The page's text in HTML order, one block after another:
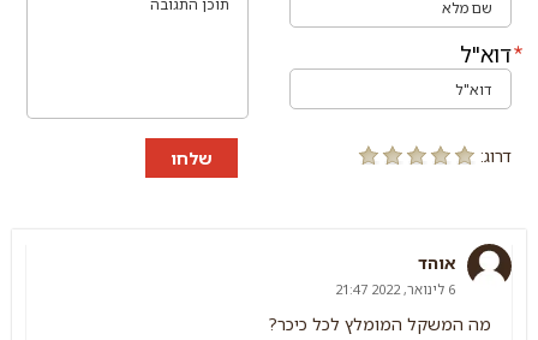
דוא"ל
דרוג: שלחו
אוהד
6 לינואר, 2022 21:47
מה המשקל המומלץ לכל כיכר?